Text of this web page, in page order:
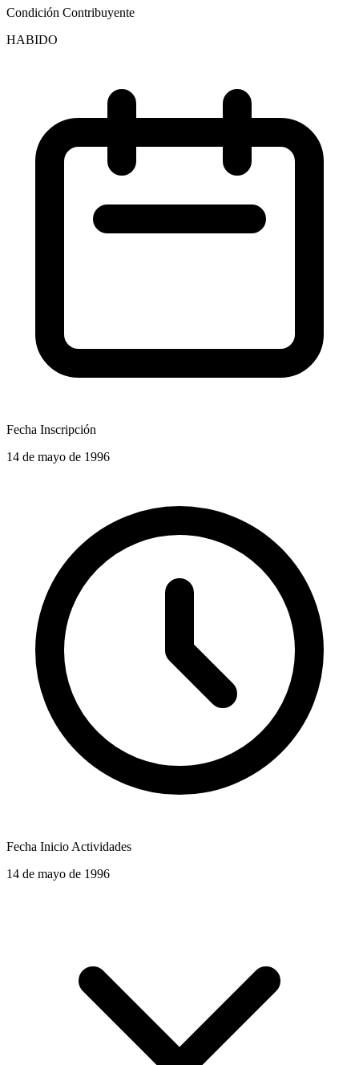
Condición Contribuyente
HABIDO
Fecha Inscripción
14 de mayo de 1996
Fecha Inicio Actividades
14 de mayo de 1996